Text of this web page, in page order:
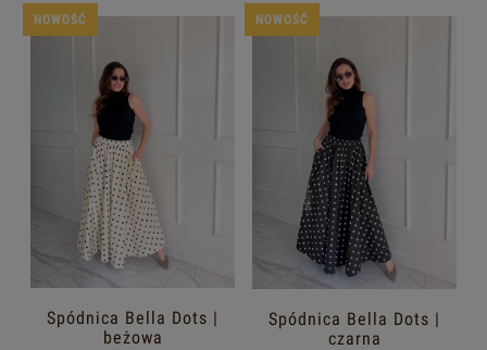
Spódnica Bella Dots |
beżowa
NOWOŚĆ
Spódnica Bella Dots |
czarna
NOWOŚĆ